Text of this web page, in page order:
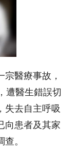
宗醫療事故，
遭醫生錯誤切
失去自主呼吸
向患者及其家
。